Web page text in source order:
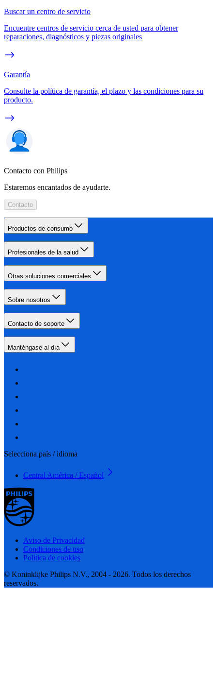
Buscar un centro de servicio
Encuentre centros de servicio cerca de usted para obtener
reparaciones, diagnósticos y piezas originales
Garantía
Consulte la política de garantía, el plazo y las condiciones para su
producto.
Contacto con Philips
Estaremos encantados de ayudarte.
Contacto
Productos de consumo
Profesionales de la salud
Otras soluciones comerciales
Sobre nosotros
Contacto de soporte
Manténgase al día
Selecciona país / idioma
Central América / Español
Aviso de Privacidad
Condiciones de uso
Política de cookies
© Koninklijke Philips N.V., 2004 - 2026. Todos los derechos
reservados.